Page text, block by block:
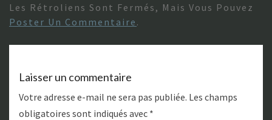
Les Rétroliens Sont Fermés, Mais Vous Pouvez
Poster Un Commentaire .
Laisser un commentaire
Votre adresse e-mail ne sera pas publiée. Les champs
obligatoires sont indiqués avec *